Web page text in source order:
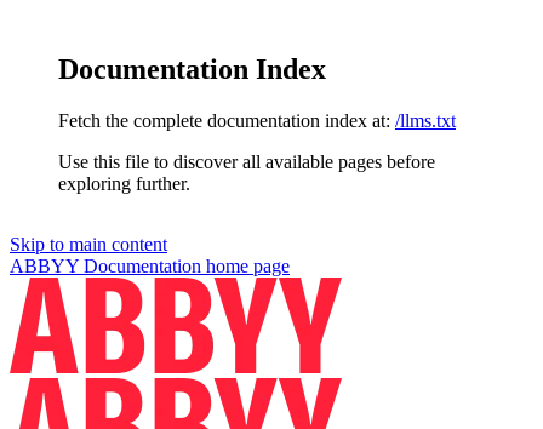
Documentation Index
Fetch the complete documentation index at: /llms.txt
Use this file to discover all available pages before
exploring further.
Skip to main content
ABBYY Documentation home page